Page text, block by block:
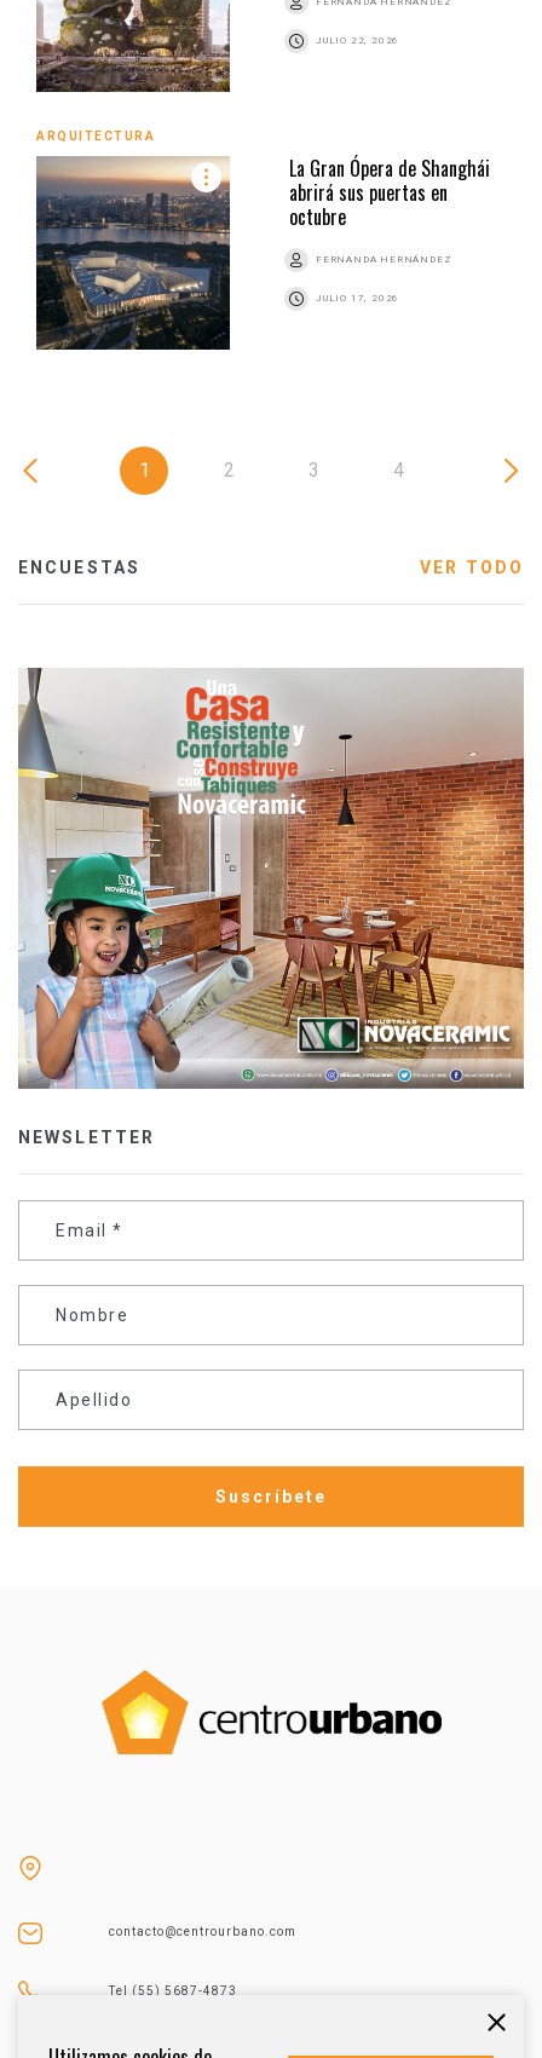
JULIO 22, 2026
ARQUITECTURA
La Gran Ópera de Shanghái
abrirá sus puertas en
octubre
FERNANDA HERNÁNDEZ
JULIO 17, 2026
1 2 3 4
ENCUESTAS VER TODO
NEWSLETTER
Email *
Nombre
Apellido
contacto@centrourbano.com
Tel (55) 5687-4873